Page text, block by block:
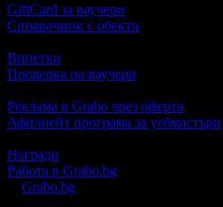
GiftCard за ваучери
Справочник с обекти
Винетки
Проверка на ваучери
Реклама в Grabo чрез оферта
Афилиейт програма за уебмастъри
Награди
Работа в Grabo.bg
Grabo.bg